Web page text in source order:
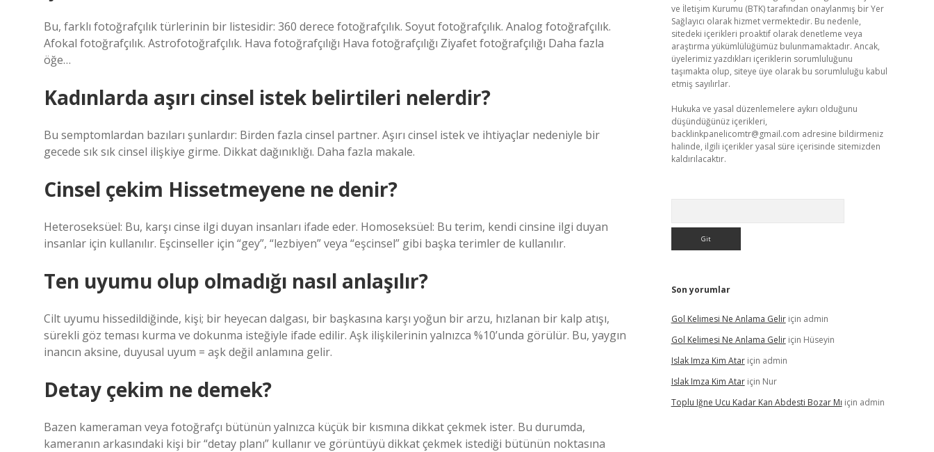
Bu, farklı fotoğrafçılık türlerinin bir listesidir: 360 derece fotoğrafçılık. Soyut fotoğrafçılık. Analog fotoğrafçılık.
Afokal fotoğrafçılık. Astrofotoğrafçılık. Hava fotoğrafçılığı Hava fotoğrafçılığı Ziyafet fotoğrafçılığı Daha fazla
öğe…
Kadınlarda aşırı cinsel istek belirtileri nelerdir?
Bu semptomlardan bazıları şunlardır: Birden fazla cinsel partner. Aşırı cinsel istek ve ihtiyaçlar nedeniyle bir
gecede sık sık cinsel ilişkiye girme. Dikkat dağınıklığı. Daha fazla makale.
Cinsel çekim Hissetmeyene ne denir?
Heteroseksüel: Bu, karşı cinse ilgi duyan insanları ifade eder. Homoseksüel: Bu terim, kendi cinsine ilgi duyan
insanlar için kullanılır. Eşcinseller için “gey”, “lezbiyen” veya “eşcinsel” gibi başka terimler de kullanılır.
Ten uyumu olup olmadığı nasıl anlaşılır?
Cilt uyumu hissedildiğinde, kişi; bir heyecan dalgası, bir başkasına karşı yoğun bir arzu, hızlanan bir kalp atışı,
sürekli göz teması kurma ve dokunma isteğiyle ifade edilir. Aşk ilişkilerinin yalnızca %10’unda görülür. Bu, yaygın
inancın aksine, duyusal uyum = aşk değil anlamına gelir.
Detay çekim ne demek?
Bazen kameraman veya fotoğrafçı bütünün yalnızca küçük bir kısmına dikkat çekmek ister. Bu durumda,
kameranın arkasındaki kişi bir “detay planı” kullanır ve görüntüyü dikkat çekmek istediği bütünün noktasına
ve İletişim Kurumu (BTK) tarafından onaylanmış bir Yer
Sağlayıcı olarak hizmet vermektedir. Bu nedenle,
sitedeki içerikleri proaktif olarak denetleme veya
araştırma yükümlülüğümüz bulunmamaktadır. Ancak,
üyelerimiz yazdıkları içeriklerin sorumluluğunu
taşımakta olup, siteye üye olarak bu sorumluluğu kabul
etmiş sayılırlar.
Hukuka ve yasal düzenlemelere aykırı olduğunu
düşündüğünüz içerikleri,
backlinkpanelicomtr@gmail.com adresine bildirmeniz
halinde, ilgili içerikler yasal süre içerisinde sitemizden
kaldırılacaktır.
Son yorumlar
Gol Kelimesi Ne Anlama Geliriçin admin
Gol Kelimesi Ne Anlama Geliriçin Hüseyin
Islak Imza Kim Atariçin admin
Islak Imza Kim Atariçin Nur
Toplu Iğne Ucu Kadar Kan Abdesti Bozar Mı için admin